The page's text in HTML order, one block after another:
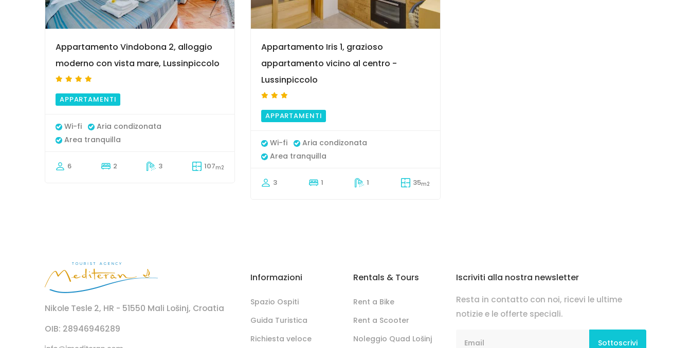
9
Appartamento Vindobona 2, alloggio
moderno con vista mare, Lussinpiccolo
APPARTAMENTI
Wi-fi
Aria condizonata
Area tranquilla
6 2 3 107m2
Appartamento Iris 1, grazioso
appartamento vicino al centro -
Lussinpiccolo
APPARTAMENTI
Wi-fi
Aria condizonata
Area tranquilla
3 1 1 35m2
Nikole Tesle 2, HR - 51550 Mali Lošinj, Croatia
OIB: 28946946289
Informazioni
Spazio Ospiti
Guida Turistica
Richiesta veloce
Rentals & Tours
Rent a Bike
Rent a Scooter
Noleggio Quad Lošinj
Iscriviti alla nostra newsletter
Resta in contatto con noi, ricevi le ultime
notizie e le offerte speciali.
Sottoscrivi